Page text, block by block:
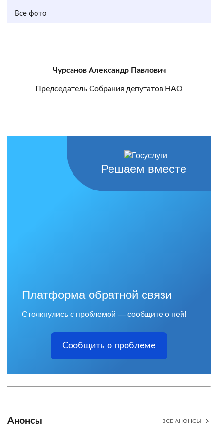
Все фото
Чурсанов Александр Павлович
Председатель Собрания депутатов НАО
Решаем вместе
Платформа обратной связи
Столкнулись с проблемой — сообщите о ней!
Сообщить о проблеме
Анонсы ВСЕ АНОНСЫ